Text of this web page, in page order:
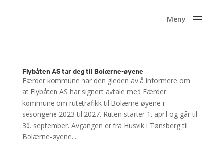
Flybåten AS tar deg til Bolærne-øyene
Færder kommune har den gleden av å informere om
at Flybåten AS har signert avtale med Færder
kommune om rutetrafikk til Bolærne-øyene i
sesongene 2023 til 2027. Ruten starter 1. april og går til
30. september. Avgangen er fra Husvik i Tønsberg til
Bolærne-øyene....